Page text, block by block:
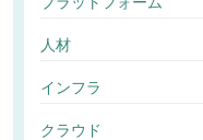
人材
インフラ
クラウド